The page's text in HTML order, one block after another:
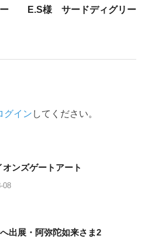
E.S様 サードディグリー
グイン してください。
オンズゲートアート
08
出展・阿弥陀如来さま2